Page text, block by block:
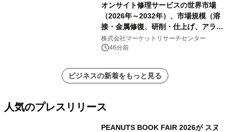
オンサイト修理サービスの世界市場
（2026年～2032年）、市場規模（溶
接・金属修復、研削・仕上げ、アライ
メント、その他）・分析レポートを発
表
株式会社マーケットリサーチセンター
46分前
ビジネスの新着をもっと見る
人気のプレスリリース
PEANUTS BOOK FAIR 2026が スヌ